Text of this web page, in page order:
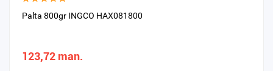
Palta 800gr INGCO HAX081800
123,72 man.